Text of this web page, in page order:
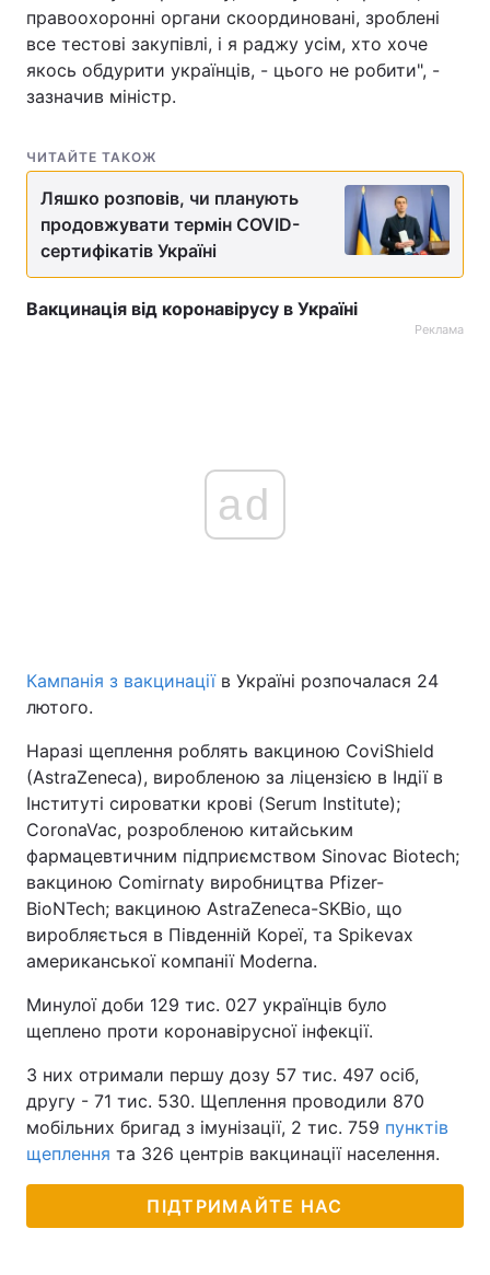
правоохоронні органи скоординовані, зроблені
все тестові закупівлі, і я раджу усім, хто хоче
якось обдурити українців, - цього не робити", -
зазначив міністр.
ЧИТАЙТЕ ТАКОЖ
Ляшко розповів, чи планують
продовжувати термін COVID-
сертифікатів Україні
Вакцинація від коронавірусу в Україні
Реклама
ad
Кампанія з вакцинаціїв Україні розпочалася 24
лютого.
Наразі щеплення роблять вакциною CoviShield
(AstraZeneca), виробленою за ліцензією в Індії в
Інституті сироватки крові (Serum Institute);
CoronaVac, розробленою китайським
фармацевтичним підприємством Sinovac Biotech;
вакциною Comirnaty виробництва Pfizer-
BioNTech; вакциною AstraZeneca-SKBio, що
виробляється в Південній Кореї, та Spikevax
американської компанії Moderna.
Минулої доби 129 тис. 027 українців було
щеплено проти коронавірусної інфекції.
З них отримали першу дозу 57 тис. 497 осіб,
другу - 71 тис. 530. Щеплення проводили 870
мобільних бригад з імунізації, 2 тис. 759 пунктів
щеплення та 326 центрів вакцинації населення.
ПІДТРИМАЙТЕ НАС